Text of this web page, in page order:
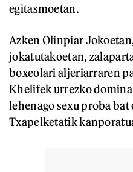
egitasmoetan.
Azken Olinpiar
jokatutakoetan,
boxeolari aljeriarraren
Khelifek urrezko
lehenago sexu proba
Txapelketatik